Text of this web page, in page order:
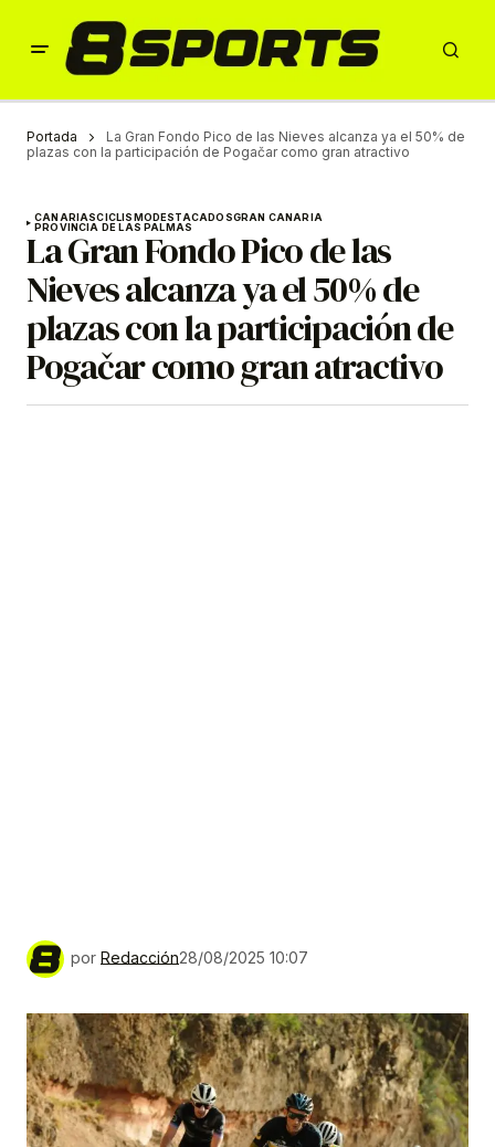
Portada
La Gran Fondo Pico de las Nieves alcanza ya el 50% de
plazas con la participación de Pogačar como gran atractivo
CANARIASCICLISMODESTACADOSGRAN CANARIA
PROVINCIA DE LAS PALMAS
La Gran Fondo Pico de las
Nieves alcanza ya el 50% de
plazas con la participación de
Pogačar como gran atractivo
por Redacción28/08/2025 10:07